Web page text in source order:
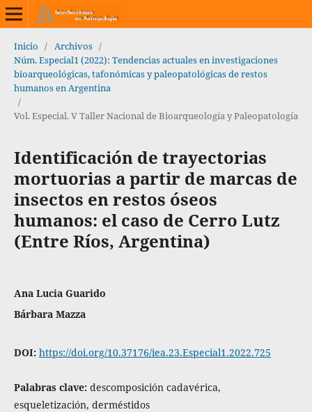
Inicio / Archivos /
Núm. Especial1 (2022): Tendencias actuales en investigaciones
bioarqueológicas, tafonómicas y paleopatológicas de restos
humanos en Argentina
/
Vol. Especial. V Taller Nacional de Bioarqueología y Paleopatología
Identificación de trayectorias
mortuorias a partir de marcas de
insectos en restos óseos
humanos: el caso de Cerro Lutz
(Entre Ríos, Argentina)
Ana Lucia Guarido
Bárbara Mazza
DOI: https://doi.org/10.37176/iea.23.Especial1.2022.725
Palabras clave: descomposición cadavérica,
esqueletización, derméstidos